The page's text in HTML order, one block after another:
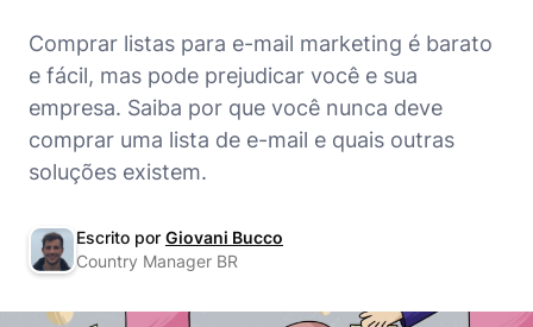
Comprar listas para e-mail marketing é barato
e fácil, mas pode prejudicar você e sua
empresa. Saiba por que você nunca deve
comprar uma lista de e-mail e quais outras
soluções existem.
Escrito por Giovani Bucco
Country Manager BR